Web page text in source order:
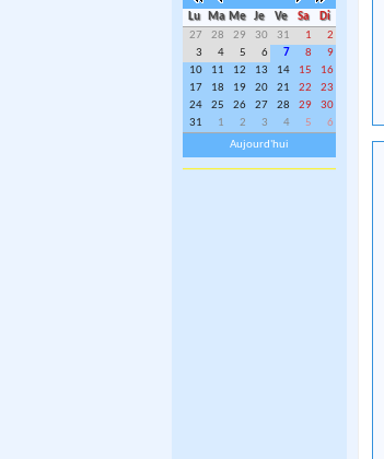
Lu
Ma Me Je Ve Sa
Di
27
28 29 30 31 1
2
3
4 5 6 7 8
9
10
11 12 13 14 15
16
17
18 19 20 21 22
23
24
25 26 27 28 29
30
31
1 2 3 4 5
6
Aujourd'hui